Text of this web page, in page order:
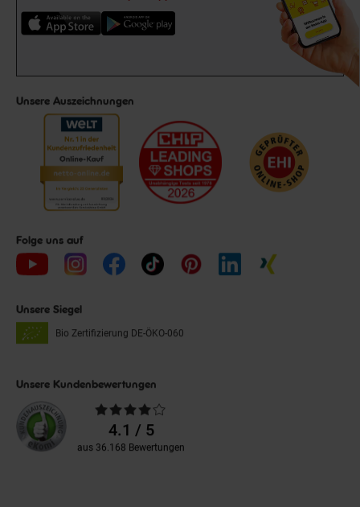
Unsere Auszeichnungen
Folge uns auf
Unsere Siegel
Bio Zertifizierung DE-ÖKO-060
Unsere Kundenbewertungen
Durchschnittliche
Bewertungen4.1 / 5
aus 36.168 Bewertungen